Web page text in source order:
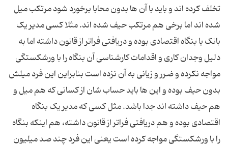
تخلف کرده اند و باید با آن ها بدون محابا برخورد شود مرتکب میل
شده اند اما برخی هم مرتکب حیف شده اند. مثلا کسی مدیر یک
بانک یا بنگاه اقتصادی بوده و دریافتی فراتر از قانون داشته اما به
دلیل وجدان کاری و اقدامات کارشناسی آن بنگاه را با ورشکستگی
مواجه نکرده و ضرر و زیانی به آن نزده است بنابراین این فرد میلش
بدون حیف بوده و این ها باید حساب شان از کسانی که هم میل و
هم حیف داشته اند جدا باشد. مثل کسی که مدیر یک بنگاه
اقتصادی بوده و هم دریافتی فراتر از قانون داشته، هم اینکه بنگاه
را با ورشکستگی مواجه کرده است یعنی این فرد چند صد میلیون